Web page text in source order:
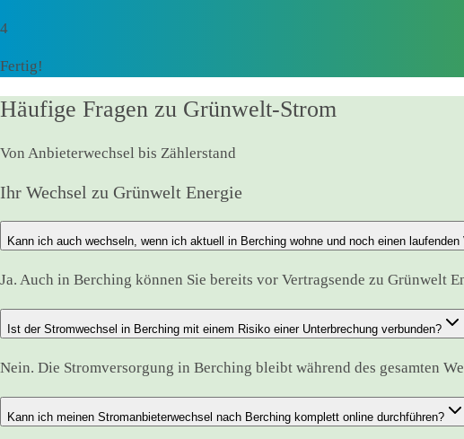
4
Fertig!
Häufige Fragen zu Grünwelt-Strom
Von Anbieterwechsel bis Zählerstand
Ihr Wechsel zu Grünwelt Energie
Kann ich auch wechseln, wenn ich aktuell in Berching wohne und noch einen laufenden
Ja. Auch in Berching können Sie bereits vor Vertragsende zu Grünwelt
Ist der Stromwechsel in Berching mit einem Risiko einer Unterbrechung verbunden?
Nein. Die Stromversorgung in Berching bleibt während des gesamten
Kann ich meinen Stromanbieterwechsel nach Berching komplett online durchführen?